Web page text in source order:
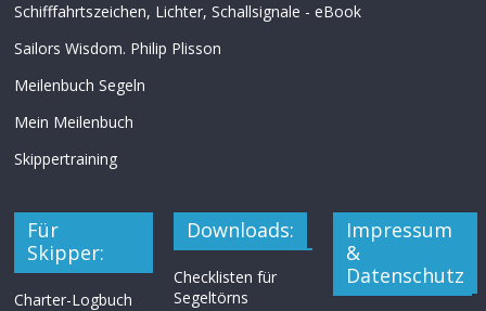
Schifffahrtszeichen, Lichter, Schallsignale - eBook
Sailors Wisdom. Philip Plisson
Meilenbuch Segeln
Mein Meilenbuch
Skippertraining
Für
Skipper:
Charter-Logbuch
Downloads:
Checklisten für
Segeltörns
Impressum
&
Datenschutz